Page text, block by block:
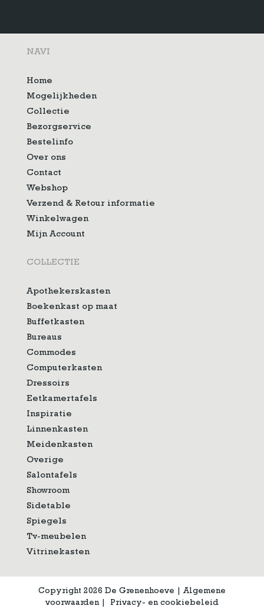
NAVI
Home
Mogelijkheden
Collectie
Bezorgservice
Bestelinfo
Over ons
Contact
Webshop
Verzend & Retour informatie
Winkelwagen
Mijn Account
COLLECTIE
Apothekerskasten
Boekenkast op maat
Buffetkasten
Bureaus
Commodes
Computerkasten
Dressoirs
Eetkamertafels
Inspiratie
Linnenkasten
Meidenkasten
Overige
Salontafels
Showroom
Sidetable
Spiegels
Tv-meubelen
Vitrinekasten
Copyright 2026 De Grenenhoeve
Algemene
voorwaarden| Privacy- en cookiebeleid